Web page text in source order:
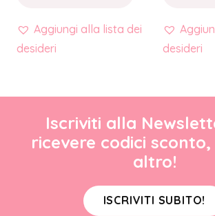
Aggiungi alla lista dei
desideri
desideri
Iscriviti alla
ricevere codici
altro!
ISCRIVITI SUBITO!